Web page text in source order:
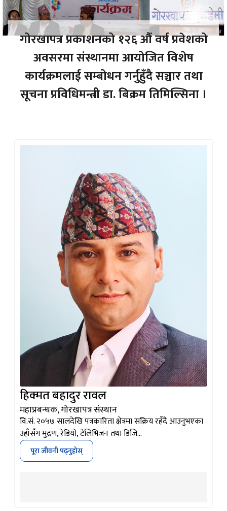
गोरखापत्र प्रकाशनको १२६ औं वर्ष प्रवेशको
अवसरमा संस्थानमा आयोजित विशेष
कार्यक्रमलाई सम्बोधन गर्नुहुँदै सञ्चार तथा
सूचना प्रविधिमन्त्री डा. बिक्रम तिमिल्सिना ।
हिक्मत बहादुर रावल
महाप्रबन्धक, गोरखापत्र संस्थान
वि.सं. २०५७ सालदेखि पत्रकारिता क्षेत्रमा सक्रिय रहँदै आउनुभएका
उहाँसँग मुद्रण, रेडियो, टेलिभिजन तथा डिजि…
पूरा जीवनी पढ्नुहोस्